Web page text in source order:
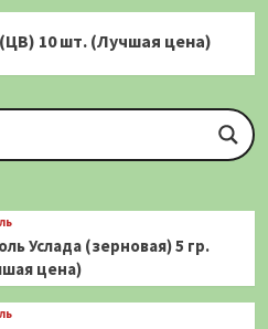
10 шт. (Лучшая цена)
(спаржевая) 20 шт.
Услада (зерновая) 5 гр.
цена)